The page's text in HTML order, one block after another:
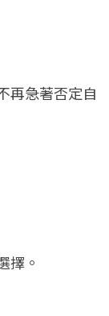
再急著否定自
擇。